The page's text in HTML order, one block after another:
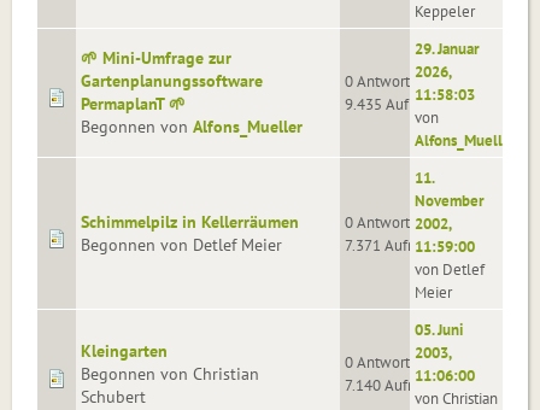
Keppeler
🌱 Mini-Umfrage zur
Gartenplanungssoftware
PermaplanT 🌱
Begonnen von Alfons_Mueller
0 Antworten
9.435 Aufrufe
29. Januar
2026,
11:58:03
von
Alfons_Mueller
Schimmelpilz in Kellerräumen
Begonnen von Detlef Meier
0 Antworten
7.371 Aufrufe
11.
November
2002,
11:59:00
von Detlef
Meier
Kleingarten
Begonnen von Christian
Schubert
0 Antworten
7.140 Aufrufe
05. Juni
2003,
11:06:00
von Christian